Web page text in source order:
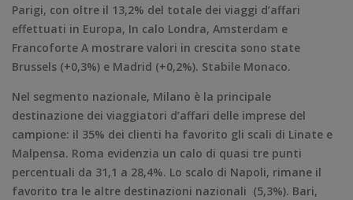
Parigi, con oltre il 13,2% del totale dei viaggi d’affari
effettuati in Europa, In calo Londra, Amsterdam e
Francoforte A mostrare valori in crescita sono state
Brussels (+0,3%) e Madrid (+0,2%). Stabile Monaco.
Nel segmento nazionale, Milano è la principale
destinazione dei viaggiatori d’affari delle imprese del
campione: il 35% dei clienti ha favorito gli scali di Linate e
Malpensa. Roma evidenzia un calo di quasi tre punti
percentuali da 31,1 a 28,4%. Lo scalo di Napoli, rimane il
favorito tra le altre destinazioni nazionali (5,3%). Bari,